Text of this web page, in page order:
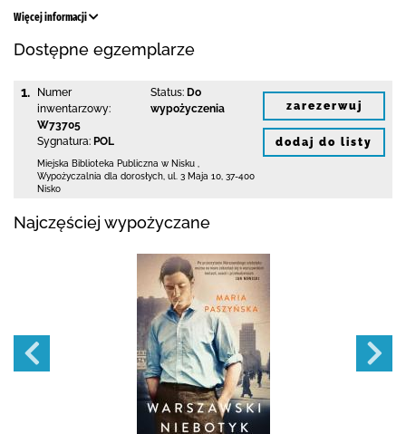
Więcej informacji
Dostępne egzemplarze
1.
Numer
inwentarzowy:
W73705
Sygnatura: POL
Status: Do
wypożyczenia
Miejska Biblioteka Publiczna w Nisku
Wypożyczalnia dla dorosłych, ul. 3 Maja 10 37-400
Nisko
zarezerwuj
dodaj do listy
Najczęściej wypożyczane